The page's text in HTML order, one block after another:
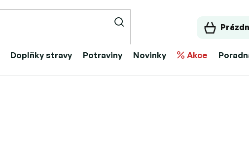
Doplňky stravy Potraviny Novinky Akce